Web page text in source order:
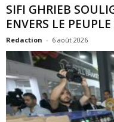
SIFI GHRIEB
ENVERS LE
Redaction - 6 août 2026